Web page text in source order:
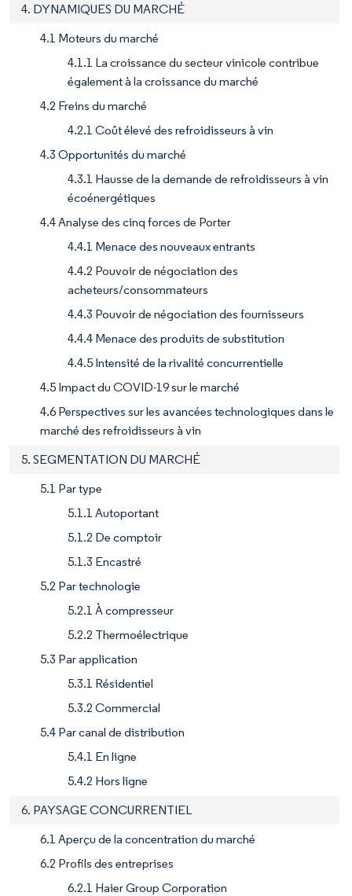
4. DYNAMIQUES DU MARCHÉ
4.1 Moteurs du marché
4.1.1 La croissance du secteur vinicole contribue
également à la croissance du marché
4.2 Freins du marché
4.2.1 Coût élevé des refroidisseurs à vin
4.3 Opportunités du marché
4.3.1 Hausse de la demande de refroidisseurs à vin
écoénergétiques
4.4 Analyse des cinq forces de Porter
4.4.1 Menace des nouveaux entrants
4.4.2 Pouvoir de négociation des
acheteurs/consommateurs
4.4.3 Pouvoir de négociation des fournisseurs
4.4.4 Menace des produits de substitution
4.4.5 Intensité de la rivalité concurrentielle
4.5 Impact du COVID-19 sur le marché
4.6 Perspectives sur les avancées technologiques dans le
marché des refroidisseurs à vin
5. SEGMENTATION DU MARCHÉ
5.1 Par type
5.1.1 Autoportant
5.1.2 De comptoir
5.1.3 Encastré
5.2 Par technologie
5.2.1 À compresseur
5.2.2 Thermoélectrique
5.3 Par application
5.3.1 Résidentiel
5.3.2 Commercial
5.4 Par canal de distribution
5.4.1 En ligne
5.4.2 Hors ligne
6. PAYSAGE CONCURRENTIEL
6.1 Aperçu de la concentration du marché
6.2 Profils des entreprises
6.2.1 Haier Group Corporation